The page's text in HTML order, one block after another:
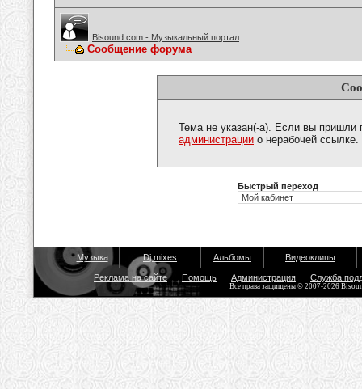
Bisound.com - Музыкальный портал
Сообщение форума
Тема не указан(-а). Если вы пришли
администрации о нерабочей ссылке.
Быстрый переход
Музыка Dj mixes Альбомы Видеоклипы
Реклама на сайте Помощь Администрация Служба
Все права защищены © 2007-2026